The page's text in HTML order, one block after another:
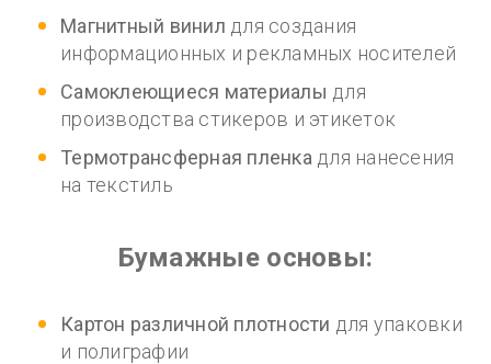
Магнитный винил для создания
информационных и рекламных носителей
Самоклеющиеся материалы для
производства стикеров и этикеток
Термотрансферная пленка для нанесения
на текстиль
Бумажные основы:
Картон различной плотности для упаковки
и полиграфии